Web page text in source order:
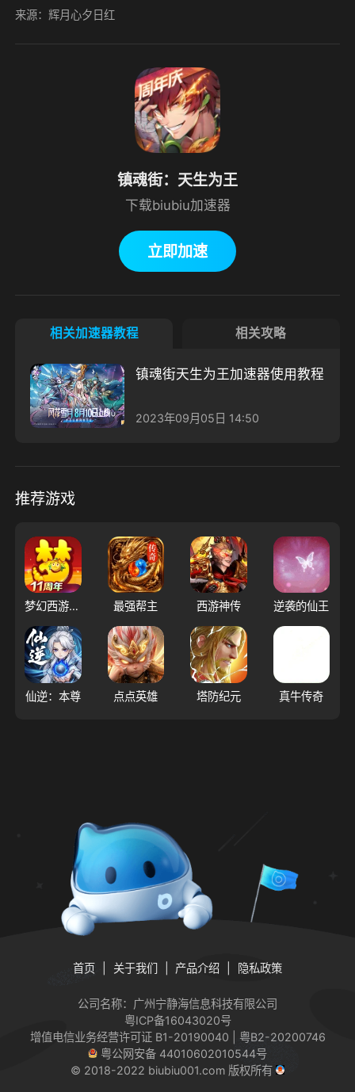
来源：辉月心夕日红
镇魂街：天生为王
下载biubiu加速器
立即加速
相关加速器教程 相关攻略
镇魂街天生为王加速器使用教程
2023年09月05日 14:50
推荐游戏
梦幻西游（大陆服） 最强帮主 西游神传 逆袭的仙王
仙逆：本尊 点点英雄 塔防纪元 真牛传奇
首页 关于我们 产品介绍 隐私政策
公司名称：广州宁静海信息科技有限公司
粤ICP备16043020号
增值电信业务经营许可证 B1-20190040 | 粤B2-20200746
粤公网安备 44010602010544号
© 2018-2022 biubiu001.com 版权所有